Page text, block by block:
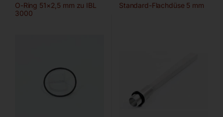
O-Ring 51×2,5 mm zu IBL
3000
Standard-Flachdüse 5 mm